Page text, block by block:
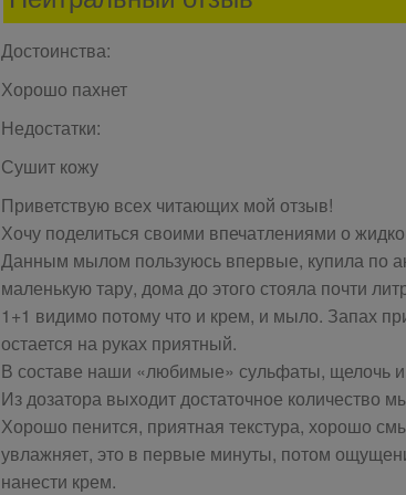
Достоинства:
Хорошо пахнет
Недостатки:
Сушит кожу
Приветствую всех читающих мой отзыв!
Хочу поделиться своими впечатлениями о
Данным мылом пользуюсь впервые, купила по
маленькую тару, дома до этого стояла почти
1+1 видимо потому что и крем, и мыло. Запах
остается на руках приятный.
В составе наши «любимые» сульфаты, щелочь
Из дозатора выходит достаточное
Хорошо пенится, приятная текстура, хорошо
увлажняет, это в первые минуты, потом
нанести крем.